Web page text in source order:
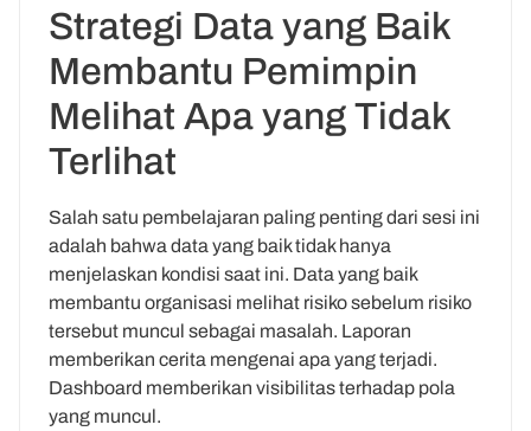
Strategi Data yang Baik
Membantu Pemimpin
Melihat Apa yang Tidak
Terlihat
Salah satu pembelajaran paling penting dari sesi ini
adalah bahwa data yang baik tidak hanya
menjelaskan kondisi saat ini. Data yang baik
membantu organisasi melihat risiko sebelum risiko
tersebut muncul sebagai masalah. Laporan
memberikan cerita mengenai apa yang terjadi.
Dashboard memberikan visibilitas terhadap pola
yang muncul.